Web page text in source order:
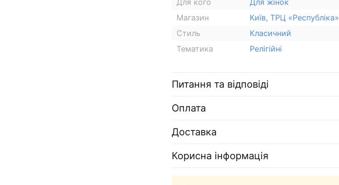
Для кого
Для жінок
Магазин
Київ, ТРЦ «Республіка»
Стиль
Класичний
Тематика
Релігійні
Питання та відповіді
Оплата
Доставка
Корисна інформація